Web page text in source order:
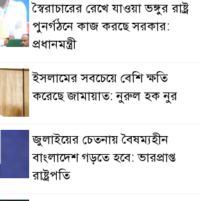
স্বৈরাচারের রেখে যাওয়া ভঙ্গুর রাষ্ট্র
পুনর্গঠনে কাজ করছে সরকার:
প্রধানমন্ত্রী
ইসলামের সবচেয়ে বেশি ক্ষতি
করেছে জামায়াত: নুরুল হক নুর
জুলাইয়ের চেতনায় বৈষম্যহীন
বাংলাদেশ গড়তে হবে: ভারপ্রাপ্ত
রাষ্ট্রপতি